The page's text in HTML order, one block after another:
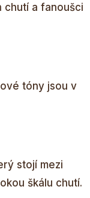
chutí a fanoušci
tóny jsou v
stojí mezi
škálu chutí.